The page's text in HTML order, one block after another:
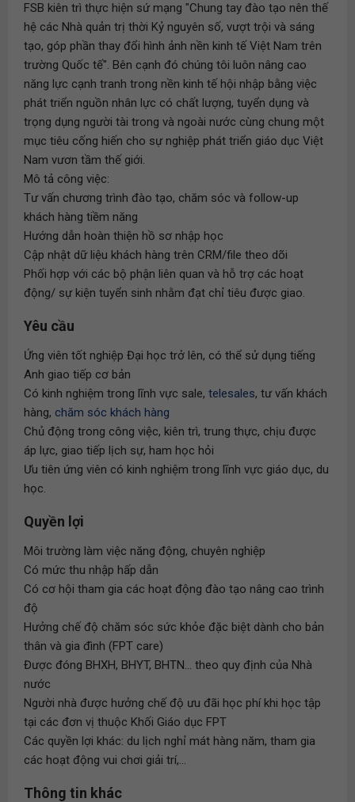
FSB kiên trì thực hiện sứ mạng "Chung tay đào tạo nên thế
hệ các Nhà quản trị thời Kỷ nguyên số, vượt trội và sáng
tạo, góp phần thay đổi hình ảnh nền kinh tế Việt Nam trên
trường Quốc tế". Bên cạnh đó chúng tôi luôn nâng cao
năng lực cạnh tranh trong nền kinh tế hội nhập bằng việc
phát triển nguồn nhân lực có chất lượng, tuyển dụng và
trọng dụng người tài trong và ngoài nước cùng chung một
mục tiêu cống hiến cho sự nghiệp phát triển giáo dục Việt
Nam vươn tầm thế giới.
Mô tả công việc:
Tư vấn chương trình đào tạo, chăm sóc và follow-up
khách hàng tiềm năng
Hướng dẫn hoàn thiện hồ sơ nhập học
Cập nhật dữ liệu khách hàng trên CRM/file theo dõi
Phối hợp với các bộ phận liên quan và hỗ trợ các hoạt
động/ sự kiện tuyển sinh nhằm đạt chỉ tiêu được giao.
Yêu cầu
Ứng viên tốt nghiệp Đại học trở lên, có thể sử dụng tiếng
Anh giao tiếp cơ bản
Có kinh nghiệm trong lĩnh vực sale, telesales, tư vấn khách
hàng, chăm sóc khách hàng
Chủ động trong công việc, kiên trì, trung thực, chịu được
áp lực, giao tiếp lịch sự, ham học hỏi
Ưu tiên ứng viên có kinh nghiệm trong lĩnh vực giáo dục, du
học.
Quyền lợi
Môi trường làm việc năng động, chuyên nghiệp
Có mức thu nhập hấp dẫn
Có cơ hội tham gia các hoạt động đào tạo nâng cao trình
độ
Hưởng chế độ chăm sóc sức khỏe đặc biệt dành cho bản
thân và gia đình (FPT care)
Được đóng BHXH, BHYT, BHTN... theo quy định của Nhà
nước
Người nhà được hưởng chế độ ưu đãi học phí khi học tập
tại các đơn vị thuộc Khối Giáo dục FPT
Các quyền lợi khác: du lịch nghỉ mát hàng năm, tham gia
các hoạt động vui chơi giải trí,...
Thông tin khác